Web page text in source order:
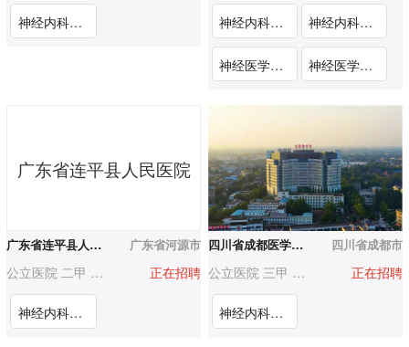
神经内科住院医师 神经内科医师（学科带头人）岗（江苏省人民医院重庆医院（重庆市綦江区人民医院）） 神经内科副高级业务骨干（重庆市渝北第二人民医院）
神经医学中心神经内科医师1（重庆市第十三人民医院） 神经医学中心神经内科医师2（重庆市第十三人民医院）
广东省连平县人民医院
广东省连平县人民医院 广东省河源市
公立医院 二甲 200-500人正在招聘
神经内科临床骨干/高学历医师
四川省成都医学院第一附属医院 四川省成都市
公立医院 三甲 500-1000人正在招聘
神经内科（医教研岗位）